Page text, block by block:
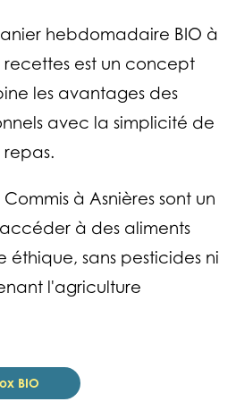
hebdomadaire BIO à
recettes est un concept
les avantages des
avec la simplicité de
Commis à Asnières sont un
à des aliments
éthique, sans pesticides ni
l'agriculture
BIO